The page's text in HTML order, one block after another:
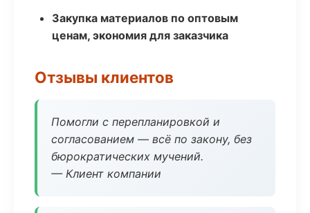
Закупка материалов по оптовым
ценам, экономия для заказчика
Отзывы клиентов
Помогли с перепланировкой и
согласованием — всё по закону, без
бюрократических мучений.
— Клиент компании